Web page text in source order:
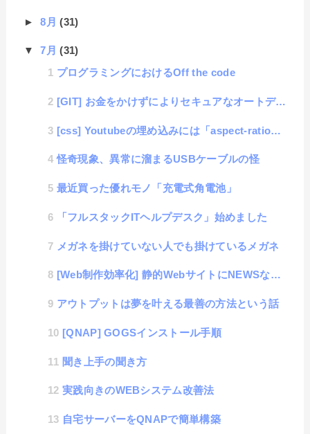
►8月(31)
▼7月(31)
プログラミングにおけるOff the code
[GIT] お金をかけずによりセキュアなオートデプロイ構築奮戦記
[css] Youtubeの埋め込みには「aspect-ratio」を使おう！
怪奇現象、異常に溜まるUSBケーブルの怪
最近買った優れモノ「充電式角電池」
「フルスタックITヘルプデスク」始めました
メガネを掛けていない人でも掛けているメガネ
[Web制作効率化] 静的WebサイトにNEWSなどの動的機能を入れる方法
アウトプットは夢を叶える最善の方法という話
[QNAP] GOGSインストール手順
聞き上手の聞き方
実践向きのWEBシステム改善法
自宅サーバーをQNAPで簡単構築